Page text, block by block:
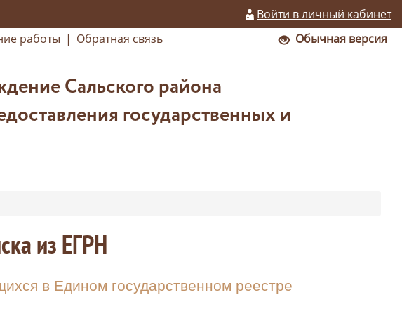
Войти в личный кабинет
работы | Обратная связь Обычная версия
Сальского района
государственных и
из ЕГРН
в Едином государственном реестре